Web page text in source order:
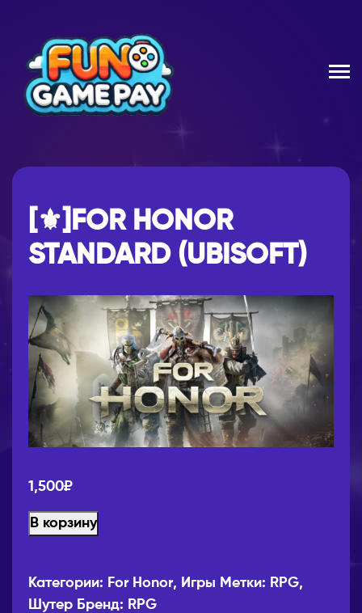
[⚜]FOR HONOR
STANDARD (UBISOFT)
1,500₽
В корзину
Категории: For Honor, Игры Метки: RPG,
Шутер Бренд: RPG